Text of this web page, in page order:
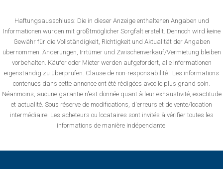
Haftungsausschluss: Die in dieser Anzeige enthaltenen Angaben und
Informationen wurden mit größtmöglicher Sorgfalt erstellt. Dennoch wird keine
Gewähr für die Vollständigkeit, Richtigkeit und Aktualität der Angaben
übernommen. Änderungen, Irrtümer und Zwischenverkauf/Vermietung bleiben
vorbehalten. Käufer oder Mieter werden aufgefordert, alle Informationen
eigenständig zu überprüfen. Clause de non-responsabilité : Les informations
contenues dans cette annonce ont été rédigées avec le plus grand soin.
Néanmoins, aucune garantie n'est donnée quant à leur exhaustivité, exactitude
et actualité. Sous réserve de modifications, d'erreurs et de vente/location
intermédiaire. Les acheteurs ou locataires sont invités à vérifier toutes les
informations de manière indépendante.